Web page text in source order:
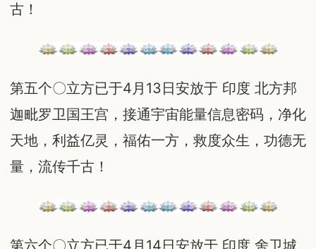
古！
第五个〇立方已于4月13日安放于 印度 北方邦
迦毗罗卫国王宫，接通宇宙能量信息密码，净化
天地，利益亿灵，福佑一方，救度众生，功德无
量，流传千古！
第六个〇立方已于4月14日安放于 印度 舍卫城